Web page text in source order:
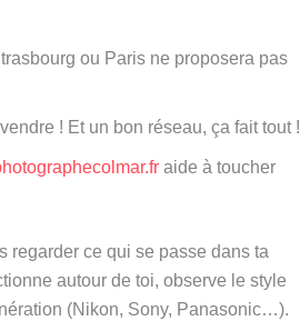
ou Paris ne proposera pas
! Et un bon réseau, ça fait tout !
aide à toucher
regarder ce qui se passe dans ta
autour de toi, observe le style
(Nikon, Sony, Panasonic…).